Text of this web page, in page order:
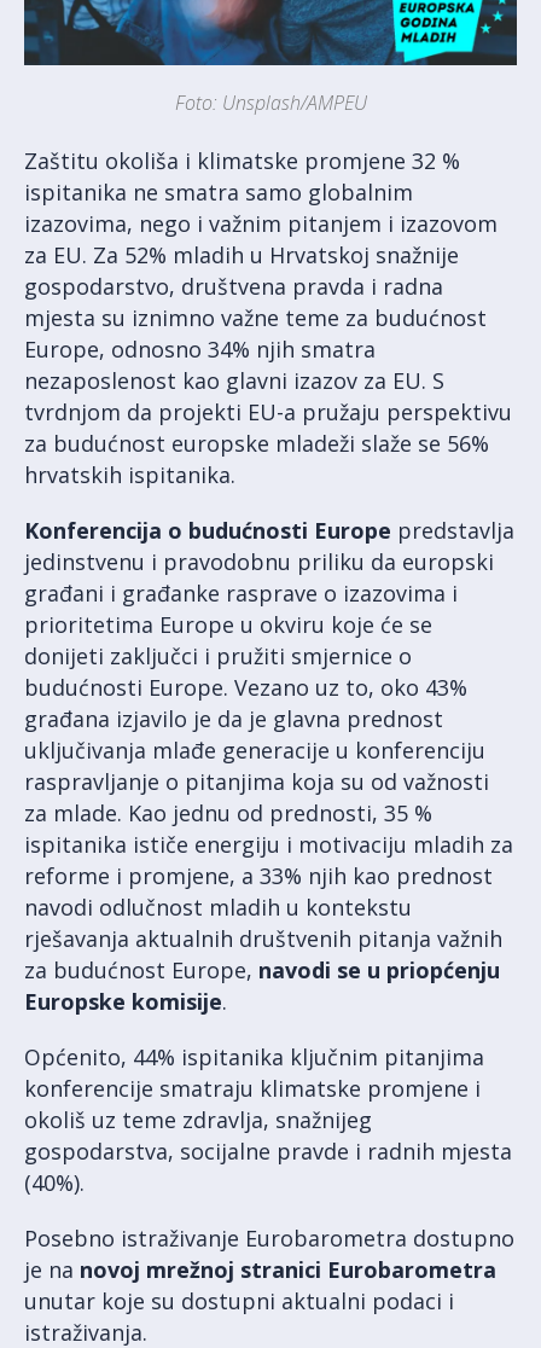
Foto: Unsplash/AMPEU
Zaštitu okoliša i klimatske promjene 32 %
ispitanika ne smatra samo globalnim
izazovima, nego i važnim pitanjem i izazovom
za EU. Za 52% mladih u Hrvatskoj snažnije
gospodarstvo, društvena pravda i radna
mjesta su iznimno važne teme za budućnost
Europe, odnosno 34% njih smatra
nezaposlenost kao glavni izazov za EU. S
tvrdnjom da projekti EU-a pružaju perspektivu
za budućnost europske mladeži slaže se 56%
hrvatskih ispitanika.
Konferencija o budućnosti Europe predstavlja
jedinstvenu i pravodobnu priliku da europski
građani i građanke rasprave o izazovima i
prioritetima Europe u okviru koje će se
donijeti zaključci i pružiti smjernice o
budućnosti Europe. Vezano uz to, oko 43%
građana izjavilo je da je glavna prednost
uključivanja mlađe generacije u konferenciju
raspravljanje o pitanjima koja su od važnosti
za mlade. Kao jednu od prednosti, 35 %
ispitanika ističe energiju i motivaciju mladih za
reforme i promjene, a 33% njih kao prednost
navodi odlučnost mladih u kontekstu
rješavanja aktualnih društvenih pitanja važnih
za budućnost Europe, navodi se u priopćenju
Europske komisije.
Općenito, 44% ispitanika ključnim pitanjima
konferencije smatraju klimatske promjene i
okoliš uz teme zdravlja, snažnijeg
gospodarstva, socijalne pravde i radnih mjesta
(40%).
Posebno istraživanje Eurobarometra dostupno
je na novoj mrežnoj stranici Eurobarometra
unutar koje su dostupni aktualni podaci i
istraživanja.